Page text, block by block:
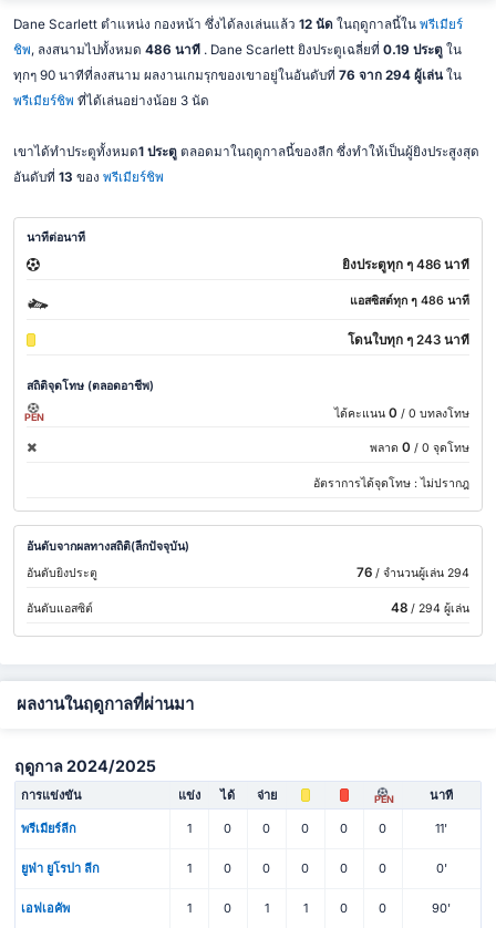
Dane Scarlett ตำแหน่ง กองหน้า ซึ่งได้ลงเล่นแล้ว 12 นัดในฤดูกาลนี้ใน พรีเมียร์
ชิพ, ลงสนามไปทั้งหมด 486 นาที . Dane Scarlett ยิงประตูเฉลี่ยที่ 0.19 ประตู ใน
ทุกๆ 90 นาทีที่ลงสนาม ผลงานเกมรุกของเขาอยู่ในอันดับที่ 76 จาก 294 ผู้เล่นใน
พรีเมียร์ชิพ ที่ได้เล่นอย่างน้อย 3 นัด
เขาได้ทำประตูทั้งหมด1 ประตู ตลอดมาในฤดูกาลนี้ของลีก ซึ่งทำให้เป็นผู้ยิงประสูงสุด
อันดับที่ 13 ของ พรีเมียร์ชิพ
นาทีต่อนาที
ยิงประตูทุก ๆ 486 นาที
แอสซิสต์ทุก ๆ 486 นาที
โดนใบทุก ๆ 243 นาที
สถิติจุดโทษ (ตลอดอาชีพ)
PEN ได้คะแนน 0 / 0 บทลงโทษ
พลาด 0 / 0 จุดโทษ
อัตราการได้จุดโทษ :ไม่ปรากฎ
อันดับจากผลทางสถิติ(ลีกปัจจุบัน)
อันดับยิงประตู
76/ จำนวนผู้เล่น 294
อันดับแอสซิต์ 48/ 294 ผู้เล่น
ผลงานในฤดูกาลที่ผ่านมา
ฤดูกาล 2024/2025
การแข่งขัน แข่ง ได้ จ่าย PEN นาที
พรีเมียร์ลีก 1 0 0 0 0 0 11'
ยูฟ่า ยูโรปา ลีก 1 0 0 0 0 0 0'
เอฟเอคัพ 1 0 1 1 0 0 90'